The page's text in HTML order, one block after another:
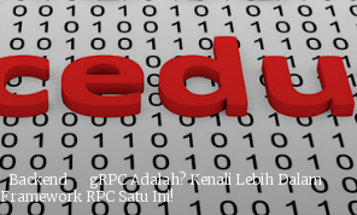
Backend
gRPC Adalah? Kenali Lebih Dalam
Framework RPC Satu Ini!